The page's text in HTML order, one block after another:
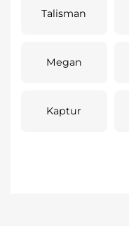
Talisman
Megan
Kaptur